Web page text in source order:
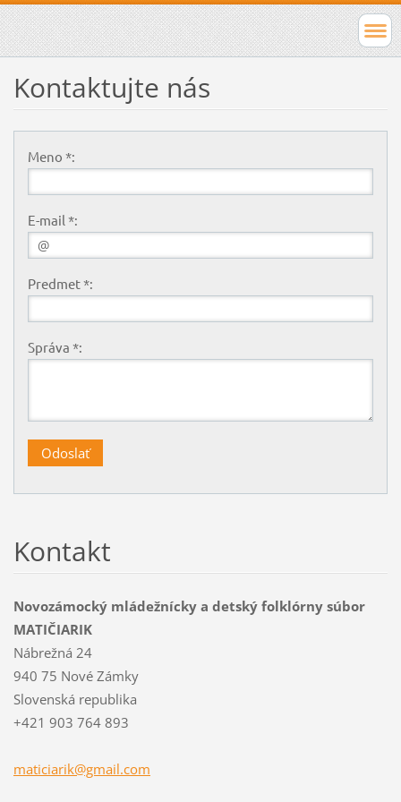
Kontaktujte nás
Meno *:
E-mail *:
Predmet *:
Správa *:
Kontakt
Novozámocký mládežnícky a detský folklórny súbor
MATIČIARIK
Nábrežná 24
940 75 Nové Zámky
Slovenská republika
+421 903 764 893
maticiarik@gmail.com